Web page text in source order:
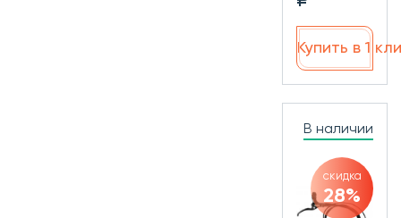
Купить в 1
В наличии
скидка
28%